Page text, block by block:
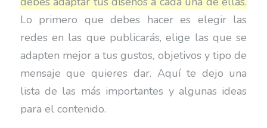
Lo primero que debes hacer es elegir las
redes en las que publicarás, elige las que se
adapten mejor a tus gustos, objetivos y tipo de
mensaje que quieres dar. Aquí te dejo una
lista de las más importantes y algunas ideas
para el contenido.